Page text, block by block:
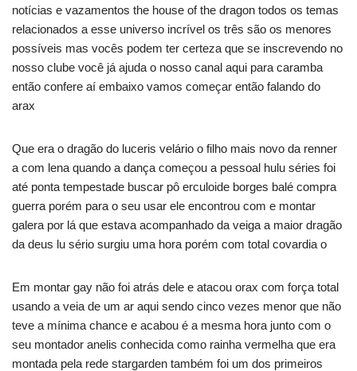
notícias e vazamentos the house of the dragon todos os temas
relacionados a esse universo incrível os três são os menores
possíveis mas vocês podem ter certeza que se inscrevendo no
nosso clube você já ajuda o nosso canal aqui para caramba
então confere aí embaixo vamos começar então falando do
arax
Que era o dragão do luceris velário o filho mais novo da renner
a com lena quando a dança começou a pessoal hulu séries foi
até ponta tempestade buscar pô erculoide borges balé compra
guerra porém para o seu usar ele encontrou com e montar
galera por lá que estava acompanhado da veiga a maior dragão
da deus lu sério surgiu uma hora porém com total covardia o
Em montar gay não foi atrás dele e atacou orax com força total
usando a veia de um ar aqui sendo cinco vezes menor que não
teve a mínima chance e acabou é a mesma hora junto com o
seu montador anelis conhecida como rainha vermelha que era
montada pela rede stargarden também foi um dos primeiros